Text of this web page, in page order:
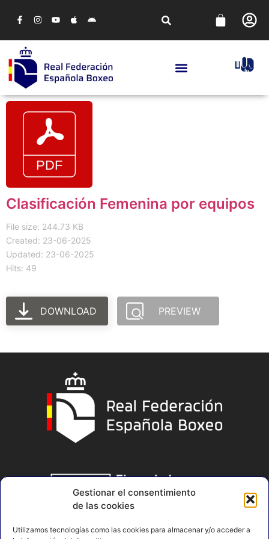
Gestionar el consentimiento
de las cookies
Utilizamos tecnologías como las cookies para almacenar y/o acceder a
Clasificación Femenina por equipos
File size: 244.73 KB
Created: 23-06-2025
Updated: 23-06-2025
Hits: 49
DOWNLOAD PREVIEW